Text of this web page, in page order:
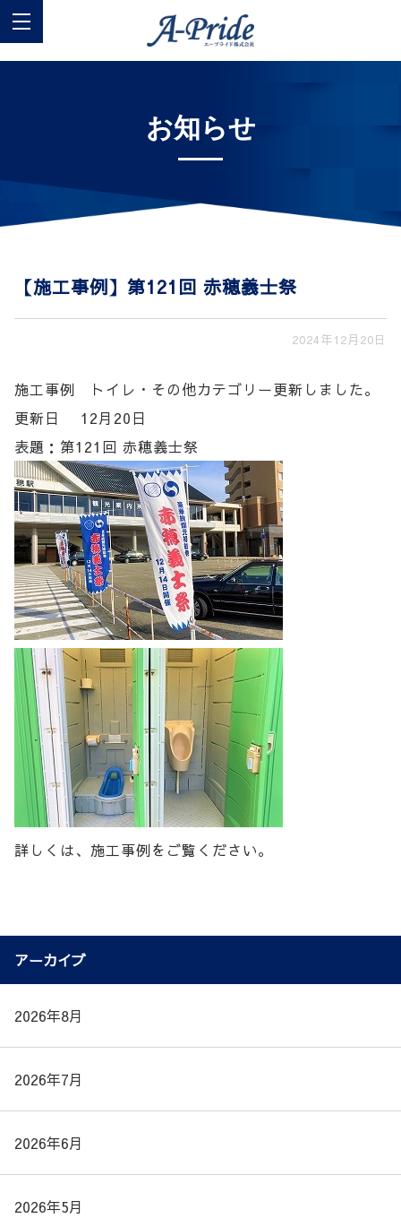
お知らせ
【施工事例】第121回 赤穂義士祭
2024年12月20日
施工事例 トイレ・その他カテゴリー更新しました。
更新日 12月20日
表題：第121回 赤穂義士祭
詳しくは、施工事例をご覧ください。
アーカイブ
2026年8月
2026年7月
2026年6月
2026年5月